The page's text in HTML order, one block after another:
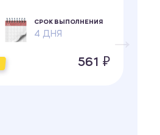
СРОК ВЫПОЛНЕНИЯ
4 ДНЯ
561 ₽